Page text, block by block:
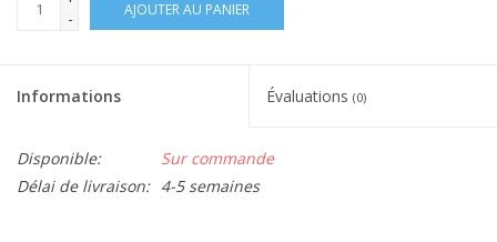
-
AJOUTER AU PANIER
Informations Évaluations (0)
Disponible:
Sur commande
Délai de livraison: 4-5 semaines